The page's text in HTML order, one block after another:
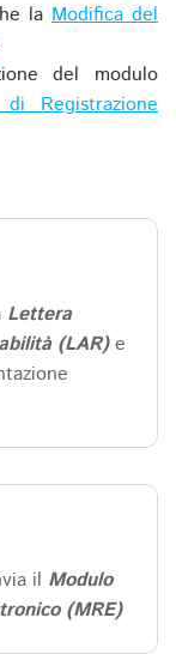
laModifica del
del modulo
Registrazione
Lettera
(LAR)e
il Modulo
(MRE)